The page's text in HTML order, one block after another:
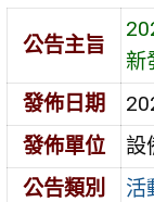
公告主旨
新
發佈日期
發佈單位
設
公告類別
活